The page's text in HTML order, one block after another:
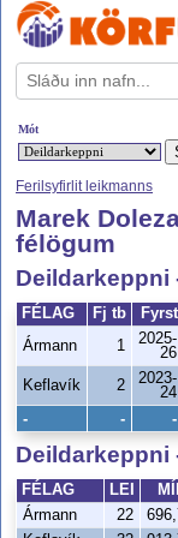
Mót
Ferilsyfirlit leikmanns
Marek
félögum
FÉLAG Fj tb Fyrst
Ármann
1
2025-
26
Keflavík 2
2023-
24
- - -
Deildarkeppni
FÉLAG LEI
Ármann
22